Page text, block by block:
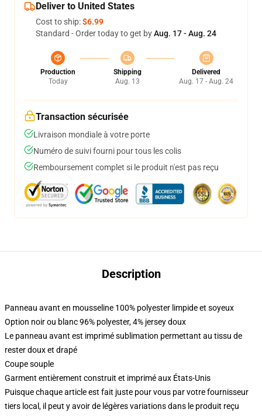
Deliver to United States
Cost to ship:$6.99
Standard - Order today to get byAug. 17 - Aug. 24
Production
Today
Shipping
Aug. 13
Delivered
Aug. 17 - Aug. 24
Transaction sécurisée
Livraison mondiale à votre porte
Numéro de suivi fourni pour tous les colis
Remboursement complet si le produit n'est pas reçu
Description
Panneau avant en mousseline 100% polyester limpide et soyeux
Option noir ou blanc 96% polyester, 4% jersey doux
Le panneau avant est imprimé sublimation permettant au tissu de
rester doux et drapé
Coupe souple
Garment entièrement construit et imprimé aux États-Unis
Puisque chaque article est fait juste pour vous par votre fournisseur
tiers local, il peut y avoir de légères variations dans le produit reçu